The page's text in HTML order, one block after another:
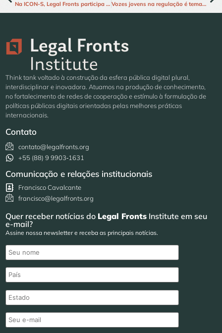
Na ICON-S, Legal Fronts participa de dois painéis sobre regulação de plataformas digitais e Inteligência Artificial Vozes jovens na regulação é tema de segundo webinar do Ciclo ECA Digital; assista
Think tank voltado à construção da esfera pública digital plural,
interdisciplinar e inovadora. Atuamos na produção de conhecimento,
no fortalecimento de redes de cooperação e estímulo à formulação de
políticas públicas digitais orientadas pelas melhores práticas
internacionais.
Contato
contato@legalfronts.org
+55 (88) 9 9903‑1631
Comunicação e relações institucionais
Francisco Cavalcante
francisco@legalfronts.org
Quer receber notícias do Legal Fronts Institute em seu
e-mail?
Assine nossa newsletter e receba as principais notícias.